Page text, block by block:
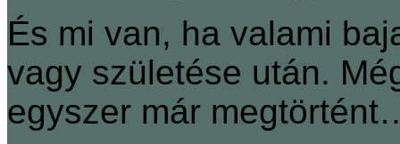
És mi van, ha valami
vagy születése után.
egyszer már